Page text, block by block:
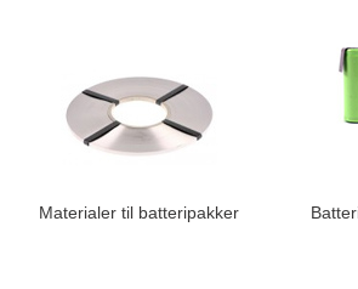
Materialer til batteripakker